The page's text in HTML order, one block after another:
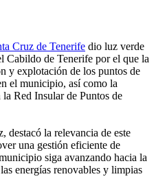
Cruz de Tenerife dio luz verde
Cabildo de Tenerife por el que la
y explotación de los puntos de
el municipio, así como la
Red Insular de Puntos de
destacó la relevancia de este
una gestión eficiente de
siga avanzando hacia la
energías renovables y limpias